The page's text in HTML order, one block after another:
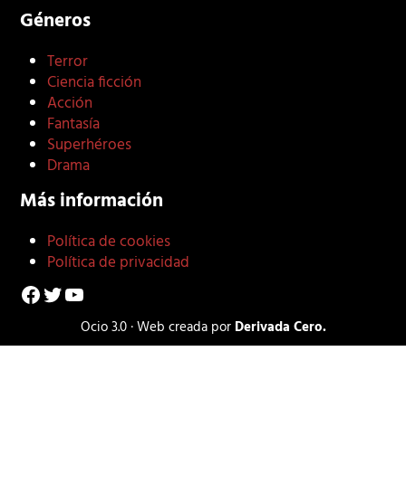
Géneros
Terror
Ciencia ficción
Acción
Fantasía
Superhéroes
Drama
Más información
Política de cookies
Política de privacidad
Facebook
Twitter
YouTube
Ocio 3.0 · Web creada por Derivada Cero.